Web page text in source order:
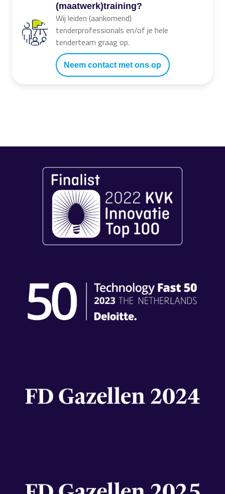
(maatwerk)training?
Wij leiden (aankomend)
tenderprofessionals en/of je hele
tenderteam graag op.
Neem contact met ons op